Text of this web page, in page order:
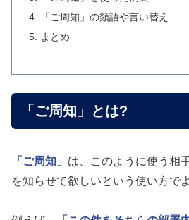
「ご周知」の類語や言い替え
まとめ
「ご周知」とは?
「ご周知」 は、このように使う相
を知らせて欲しいという使い方で